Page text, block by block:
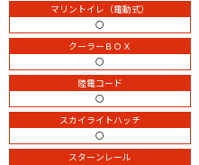
マリントイレ（電動式）
〇
クーラーＢＯＸ
〇
陸電コード
〇
スカイライトハッチ
〇
スターンレール